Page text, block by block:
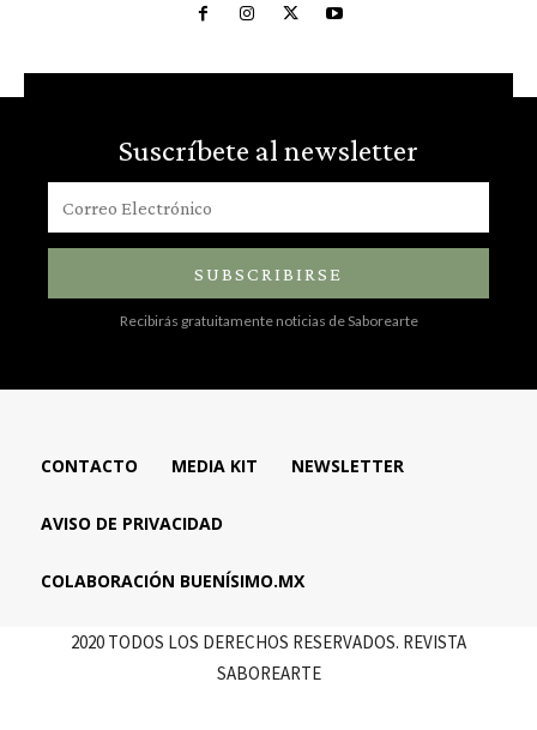
Suscríbete al newsletter
SUBSCRIBIRSE
Recibirás gratuitamente noticias de Saborearte
CONTACTO MEDIA KIT NEWSLETTER
AVISO DE PRIVACIDAD
COLABORACIÓN BUENÍSIMO.MX
2020 TODOS LOS DERECHOS RESERVADOS. REVISTA
SABOREARTE